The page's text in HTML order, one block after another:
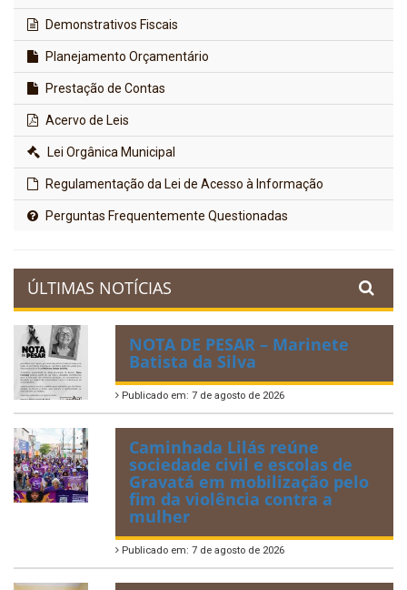
Demonstrativos Fiscais
Planejamento Orçamentário
Prestação de Contas
Acervo de Leis
Lei Orgânica Municipal
Regulamentação da Lei de Acesso à Informação
Perguntas Frequentemente Questionadas
ÚLTIMAS NOTÍCIAS
NOTA DE PESAR – Marinete
Batista da Silva
Publicado em: 7 de agosto de 2026
Caminhada Lilás reúne
sociedade civil e escolas de
Gravatá em mobilização pelo
fim da violência contra a
mulher
Publicado em: 7 de agosto de 2026